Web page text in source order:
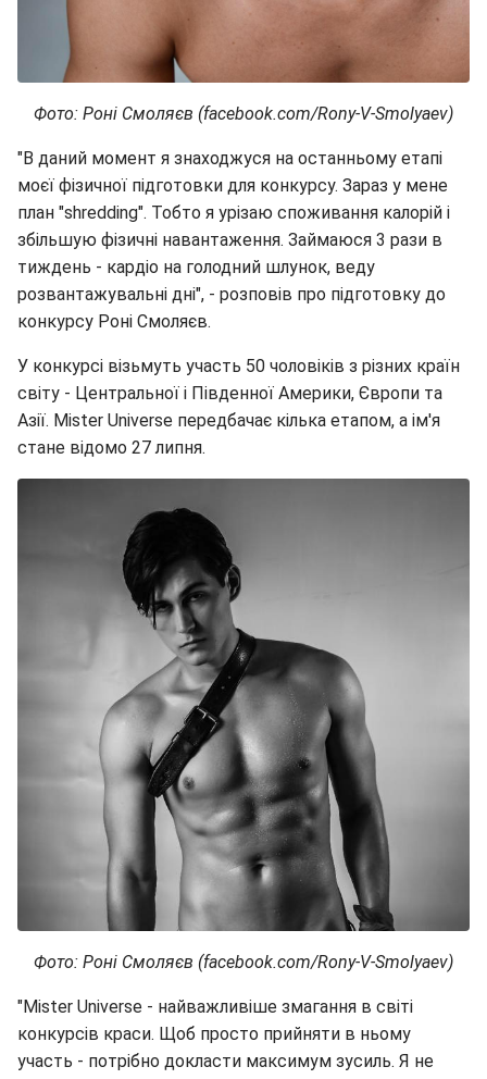
Фото: Роні Смоляєв (facebook.com/Rony-V-Smolyaev)
"В даний момент я знаходжуся на останньому етапі
моєї фізичної підготовки для конкурсу. Зараз у мене
план "shredding". Тобто я урізаю споживання калорій і
збільшую фізичні навантаження. Займаюся 3 рази в
тиждень - кардіо на голодний шлунок, веду
розвантажувальні дні", - розповів про підготовку до
конкурсу Роні Смоляєв.
У конкурсі візьмуть участь 50 чоловіків з різних країн
світу - Центральної і Південної Америки, Європи та
Азії. Mister Universe передбачає кілька етапом, а ім'я
стане відомо 27 липня.
Фото: Роні Смоляєв (facebook.com/Rony-V-Smolyaev)
"Mister Universe - найважливіше змагання в світі
конкурсів краси. Щоб просто прийняти в ньому
участь - потрібно докласти максимум зусиль. Я не